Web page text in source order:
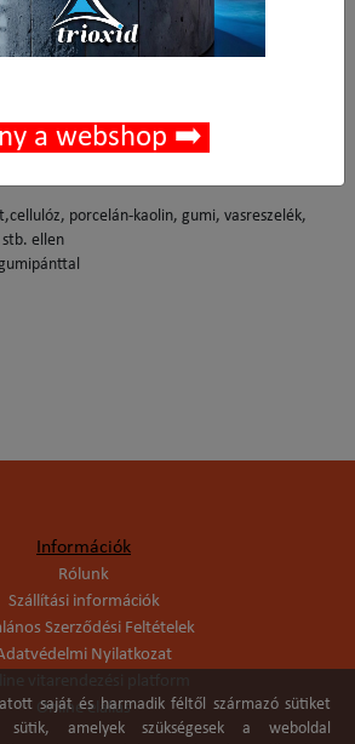
porcelán-kaolin, gumi, vasreszelék,
stb. ellen
Információk
Rólunk
Szállítási információk
Szerződési Feltételek
Nyilatkozat
Online elállás
saját és harmadik féltől származó sütiket
sütik, amelyek szükségesek a weboldal
a webshop ➡️